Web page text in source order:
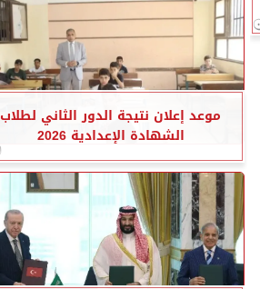
موعد إعلان نتيجة الدور الثاني لطلاب
الشهادة الإعدادية 2026